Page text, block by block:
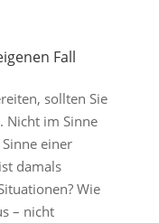
Fall
sollten Sie
Nicht im Sinne
einer
damals
Wie
– nicht